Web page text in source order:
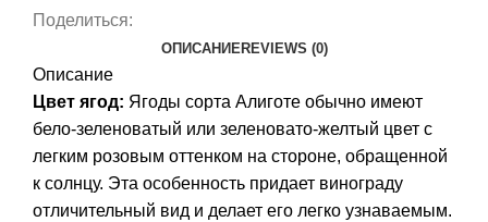
Поделиться:
ОПИСАНИЕREVIEWS (0)
Описание
Цвет ягод: Ягоды сорта Алиготе обычно имеют
бело-зеленоватый или зеленовато-желтый цвет с
легким розовым оттенком на стороне, обращенной
к солнцу. Эта особенность придает винограду
отличительный вид и делает его легко узнаваемым.